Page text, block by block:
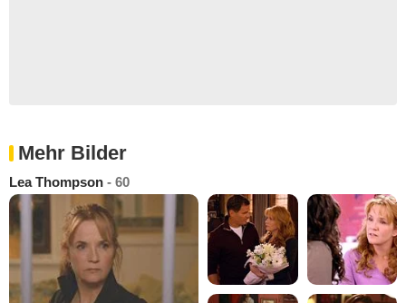
Mehr Bilder
Lea Thompson - 60